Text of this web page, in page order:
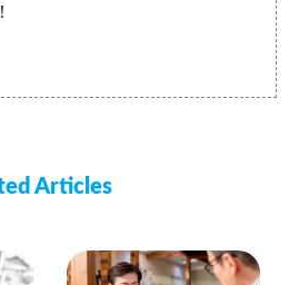
Articles